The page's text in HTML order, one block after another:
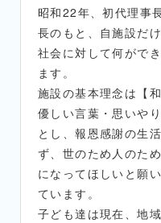
昭和22年、初代理事
長のもと、自施設だ
社会に対して何がで
ます。
施設の基本理念は【
優しい言葉・思いや
とし、報恩感謝の生
ず、世のため人のた
になってほしいと願
ています。
子ども達は現在、地